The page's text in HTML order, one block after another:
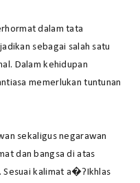
dalam tata
sebagai salah satu
Dalam kehidupan
memerlukan tuntunan
sekaligus negarawan
dan bangsa di atas
kalimat a�?Ikhlas